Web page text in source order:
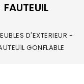
D'EXTERIEUR -
GONFLABLE